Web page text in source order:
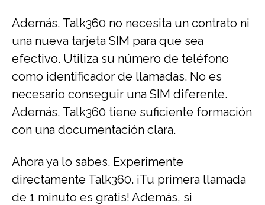
Además, Talk360 no necesita un contrato ni
una nueva tarjeta SIM para que sea
efectivo. Utiliza su número de teléfono
como identificador de llamadas. No es
necesario conseguir una SIM diferente.
Además, Talk360 tiene suficiente formación
con una documentación clara.
Ahora ya lo sabes. Experimente
directamente Talk360. ¡Tu primera llamada
de 1 minuto es gratis! Además, si